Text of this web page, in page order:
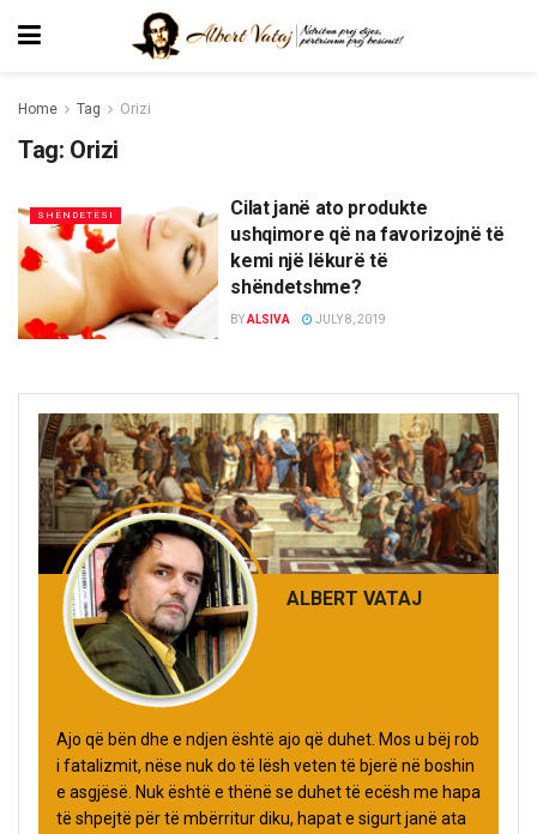
Home Tag Orizi
Tag: Orizi
SHËNDETËSI
Cilat janë ato produkte
ushqimore që na favorizojnë të
kemi një lëkurë të
shëndetshme?
BYALSIVA JULY 8, 2019
ALBERT VATAJ
Ajo që bën dhe e ndjen është ajo që duhet. Mos u bëj rob
i fatalizmit, nëse nuk do të lësh veten të bjerë në boshin
e asgjësë. Nuk është e thënë se duhet të ecësh me hapa
të shpejtë për të mbërritur diku, hapat e sigurt janë ata